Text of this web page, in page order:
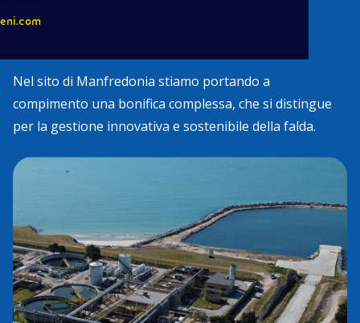
eni.com
I nostri interventi ambientali a
Nel sito di Manfredonia stiamo portando a
compimento una bonifica complessa, che si distingue
per la gestione innovativa e sostenibile della falda.